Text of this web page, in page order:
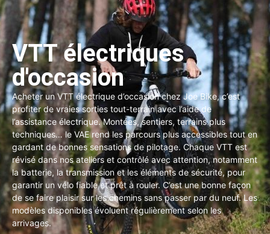
VTT électriques
d'occasion
Acheter un VTT électrique d’occasion chez Joe Bike, c’est
profiter de vraies sorties tout-terrain avec l’aide de
l’assistance électrique. Montées, sentiers, terrains plus
techniques… le VAE rend les parcours plus accessibles tout en
gardant de bonnes sensations de pilotage. Chaque VTT est
révisé dans nos ateliers et contrôlé avec attention, notamment
la batterie, la transmission et les éléments de sécurité, pour
garantir un vélo fiable et prêt à rouler. C’est une bonne façon
de se faire plaisir sur les chemins sans passer par du neuf. Les
modèles disponibles évoluent régulièrement selon les
arrivages.